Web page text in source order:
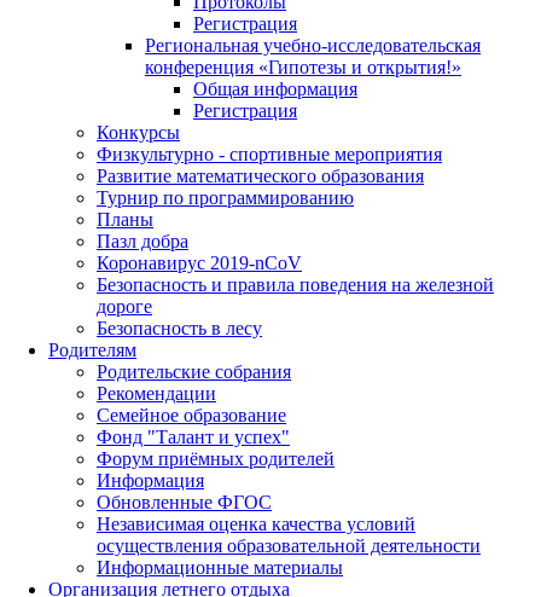
Регистрация
Региональная учебно-исследовательская
конференция «Гипотезы и открытия!»
Общая информация
Регистрация
Конкурсы
Физкультурно - спортивные мероприятия
Развитие математического образования
Турнир по программированию
Планы
Пазл добра
Коронавирус 2019-nCoV
Безопасность и правила поведения на железной
дороге
Безопасность в лесу
Родителям
Родительские собрания
Рекомендации
Семейное образование
Фонд "Талант и успех"
Форум приёмных родителей
Информация
Обновленные ФГОС
Независимая оценка качества условий
осуществления образовательной деятельности
Информационные материалы
Организация летнего отдыха